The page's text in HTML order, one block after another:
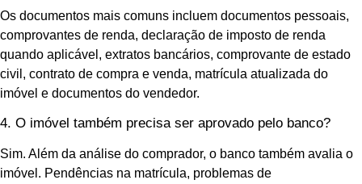
Os documentos mais comuns incluem documentos pessoais,
comprovantes de renda, declaração de imposto de renda
quando aplicável, extratos bancários, comprovante de estado
civil, contrato de compra e venda, matrícula atualizada do
imóvel e documentos do vendedor.
4. O imóvel também precisa ser aprovado pelo banco?
Sim. Além da análise do comprador, o banco também avalia o
imóvel. Pendências na matrícula, problemas de